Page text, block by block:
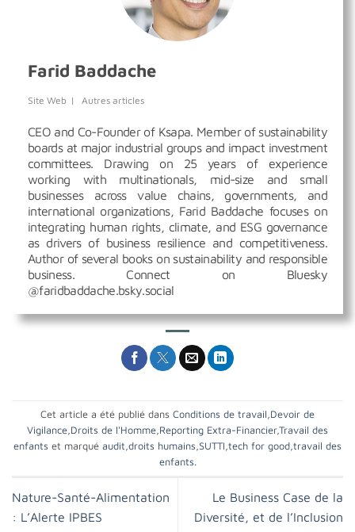
Farid Baddache
Site Web | Autres articles
CEO and Co-Founder of Ksapa. Member of sustainability
boards at major industrial groups and impact investment
committees. Drawing on 25 years of experience
working with multinationals, mid-size and small
businesses across value chains, governments, and
international organizations, Farid Baddache focuses on
integrating human rights, climate, and ESG governance
as drivers of business resilience and competitiveness.
Author of several books on sustainability and responsible
business. Connect on Bluesky
@faridbaddache.bsky.social
Cet article a été publié dans Conditions de travail Devoir de
Vigilance Droits de l'Homme Reporting Extra-Financier,Travail des
enfants et marqué audit droits humains SUTTI tech for good travail des
enfants.
Nature-Santé-Alimentation
: L’Alerte IPBES
Le Business Case de la
Diversité, et de l’Inclusion